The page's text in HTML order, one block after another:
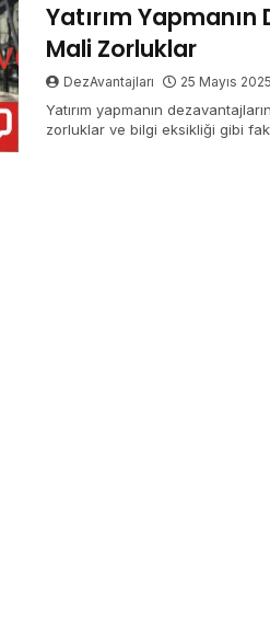
Yatırım
Mali Zorluklar
DezAvantajları 25 Mayıs 2025
Yatırım yapmanın
zorluklar ve bilgi eksikliği gibi